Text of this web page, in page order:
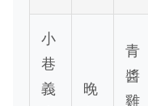
小
巷
義
晚
青
醬
雞